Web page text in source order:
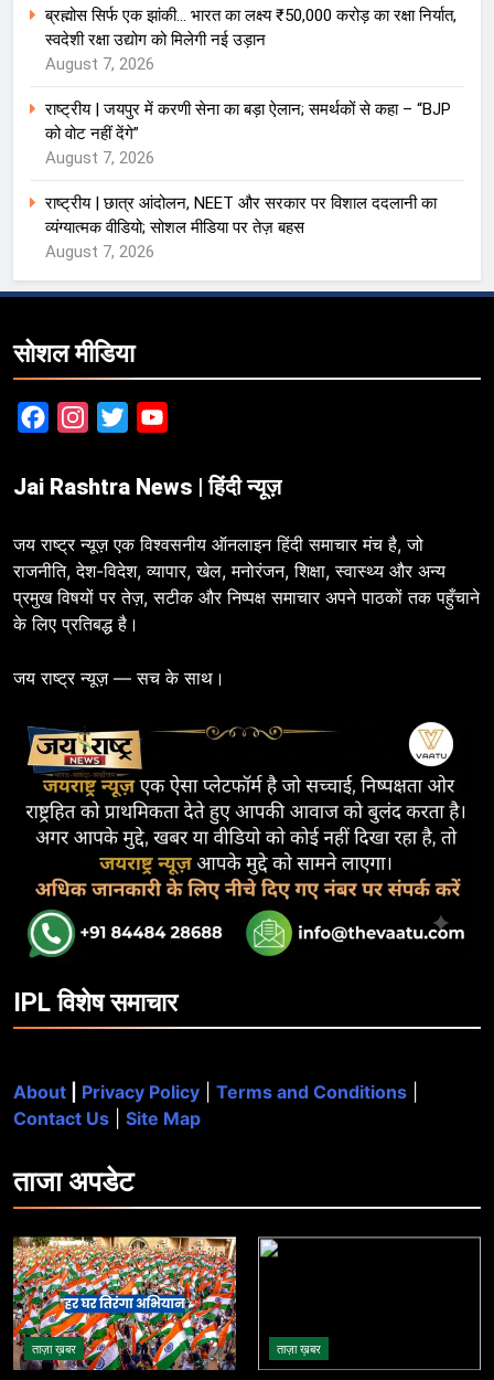
ब्रह्मोस सिर्फ एक झांकी… भारत का लक्ष्य ₹50,000 करोड़ का रक्षा निर्यात,
स्वदेशी रक्षा उद्योग को मिलेगी नई उड़ान
August 7, 2026
राष्ट्रीय | जयपुर में करणी सेना का बड़ा ऐलान; समर्थकों से कहा – “BJP
को वोट नहीं देंगे”
August 7, 2026
राष्ट्रीय | छात्र आंदोलन, NEET और सरकार पर विशाल ददलानी का
व्यंग्यात्मक वीडियो; सोशल मीडिया पर तेज़ बहस
August 7, 2026
सोशल मीडिया
FacebookInstagram
Twitter
Jai Rashtra News | हिंदी न्यूज़
जय राष्ट्र न्यूज़ एक विश्वसनीय ऑनलाइन हिंदी समाचार मंच है, जो
राजनीति, देश-विदेश, व्यापार, खेल, मनोरंजन, शिक्षा, स्वास्थ्य और अन्य
प्रमुख विषयों पर तेज़, सटीक और निष्पक्ष समाचार अपने पाठकों तक पहुँचाने
के लिए प्रतिबद्ध है।
जय राष्ट्र न्यूज़ — सच के साथ।
IPL विशेष समाचार
About Privacy Policy Terms and Conditions
Contact Us
Site Map
ताजाअपडेट
ताज़ा ख़बर ताज़ा ख़बर